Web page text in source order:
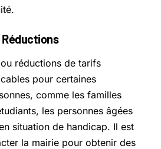
réductions de tarifs
pour certaines
comme les familles
les personnes âgées
situation de handicap. Il est
la mairie pour obtenir des